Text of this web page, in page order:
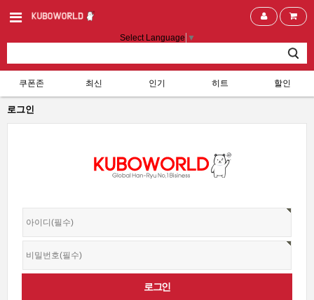
Select Language ▼
쿠폰존 최신 인기 히트 할인
로그인